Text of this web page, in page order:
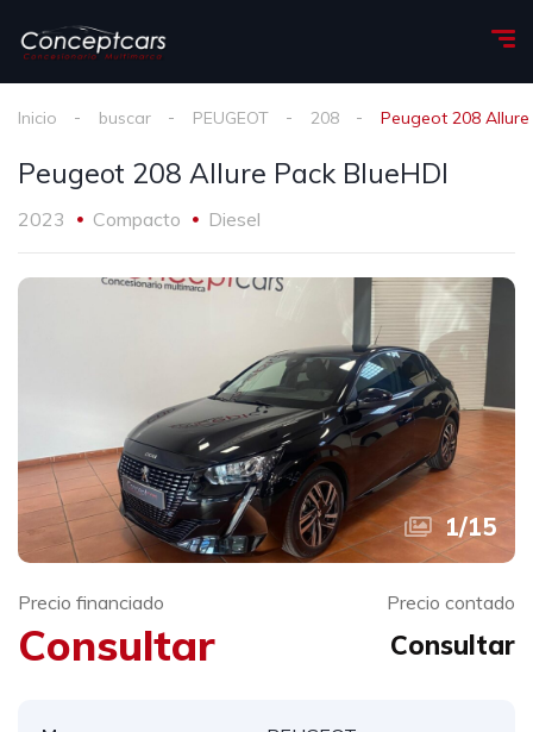
Inicio buscar PEUGEOT 208 Peugeot 208 Allure
Peugeot 208 Allure Pack BlueHDI
2023 Compacto Diesel
1/15
Precio financiado
Consultar
Precio contado
Consultar